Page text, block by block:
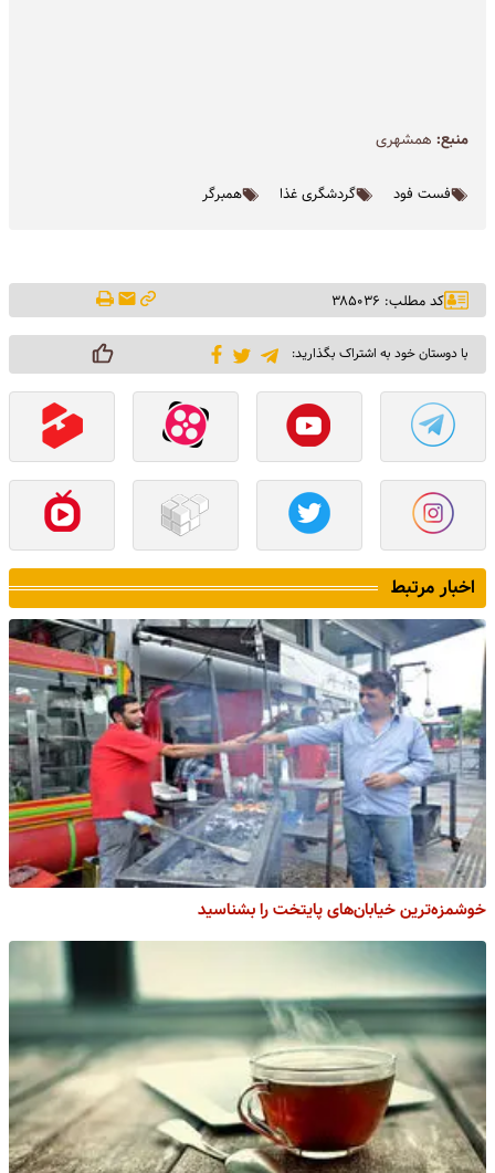
منبع: همشهری
فست فود گردشگری غذا همبرگر
کد مطلب: ۳۸۵۰۳۶
با دوستان خود به اشتراک بگذارید:
اخبار مرتبط
خوشمزه‌ترین خیابان‌های پایتخت را بشناسید